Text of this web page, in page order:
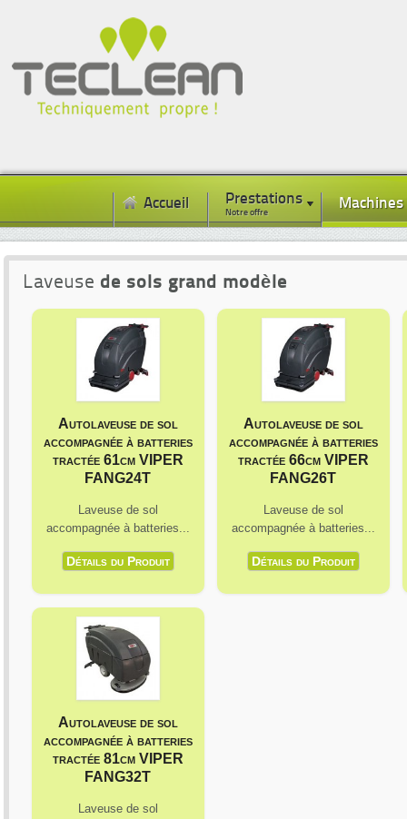
Accueil Prestations
Notre offre
Machines
Laveuse de sols grand modèle
Autolaveuse de sol
accompagnée à batteries
tractée 61cm VIPER
FANG24T
Laveuse de sol
accompagnée à batteries...
Détails du Produit
Autolaveuse de sol
accompagnée à batteries
tractée 66cm VIPER
FANG26T
Laveuse de sol
accompagnée à batteries...
Détails du Produit
Autolaveuse de sol
accompagnée à batteries
tractée 81cm VIPER
FANG32T
Laveuse de sol